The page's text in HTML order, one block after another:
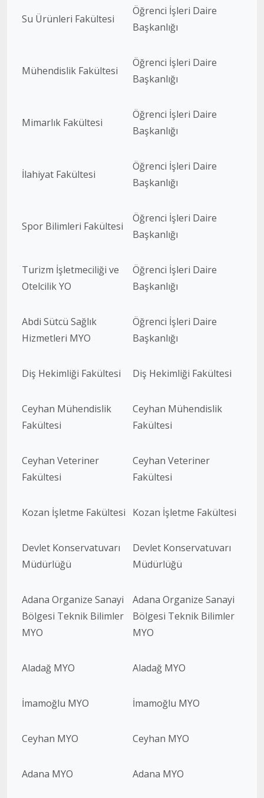
Su Ürünleri Fakültesi
Öğrenci İşleri Daire
Başkanlığı
Mühendislik Fakültesi
Öğrenci İşleri Daire
Başkanlığı
Mimarlık Fakültesi
Öğrenci İşleri Daire
Başkanlığı
İlahiyat Fakültesi
Öğrenci İşleri Daire
Başkanlığı
Spor Bilimleri Fakültesi
Öğrenci İşleri Daire
Başkanlığı
Turizm İşletmeciliği ve
Otelcilik YO
Öğrenci İşleri Daire
Başkanlığı
Abdi Sütcü Sağlık
Hizmetleri MYO
Öğrenci İşleri Daire
Başkanlığı
Diş Hekimliği Fakültesi Diş Hekimliği Fakültesi
Ceyhan Mühendislik
Fakültesi
Ceyhan Mühendislik
Fakültesi
Ceyhan Veteriner
Fakültesi
Ceyhan Veteriner
Fakültesi
Kozan İşletme Fakültesi Kozan İşletme Fakültesi
Devlet Konservatuvarı
Müdürlüğü
Devlet Konservatuvarı
Müdürlüğü
Adana Organize Sanayi
Bölgesi Teknik Bilimler
MYO
Adana Organize Sanayi
Bölgesi Teknik Bilimler
MYO
Aladağ MYO Aladağ MYO
İmamoğlu MYO İmamoğlu MYO
Ceyhan MYO Ceyhan MYO
Adana MYO Adana MYO